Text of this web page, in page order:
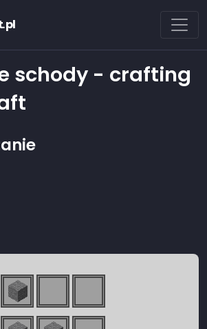
dbminecraft.pl
schody - crafting